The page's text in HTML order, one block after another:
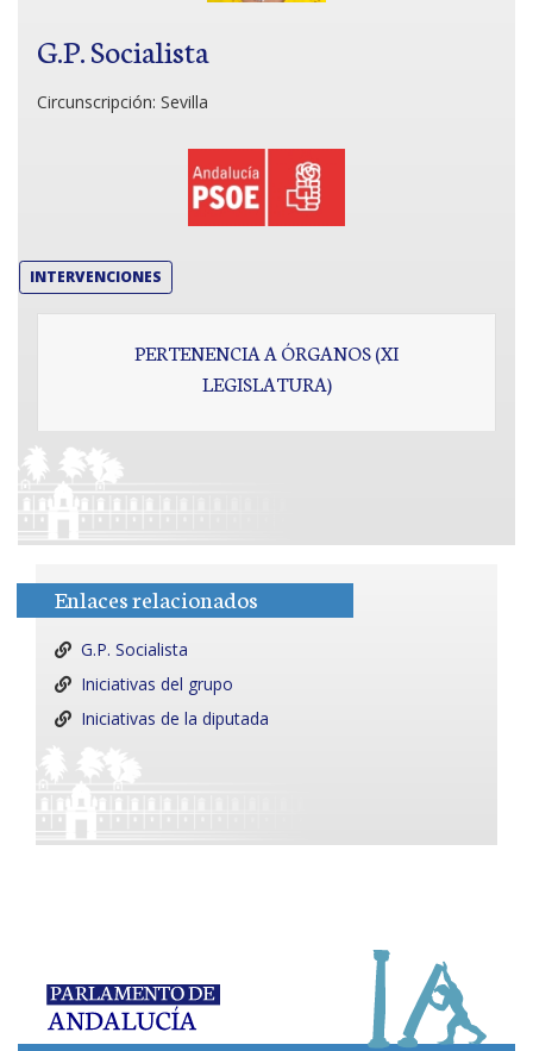
G.P. Socialista
Circunscripción: Sevilla
INTERVENCIONES
PERTENENCIA A ÓRGANOS (XI
LEGISLATURA)
Enlaces relacionados
G.P. Socialista
Iniciativas del grupo
Iniciativas de la diputada